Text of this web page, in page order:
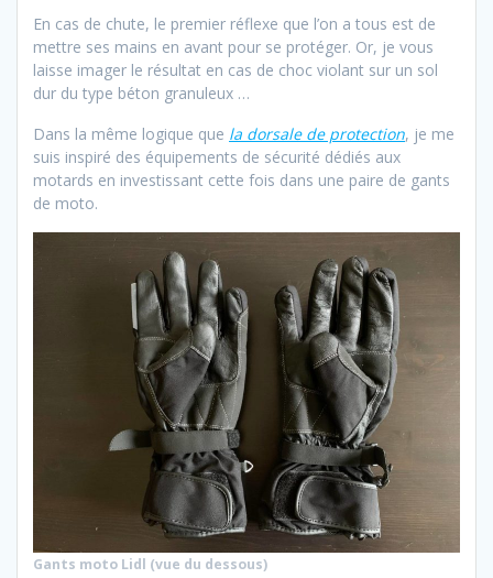
En cas de chute, le premier réflexe que l’on a tous est de
mettre ses mains en avant pour se protéger. Or, je vous
laisse imager le résultat en cas de choc violant sur un sol
dur du type béton granuleux …
Dans la même logique que la dorsale de protection, je me
suis inspiré des équipements de sécurité dédiés aux
motards en investissant cette fois dans une paire de gants
de moto.
Gants moto Lidl (vue du dessous)